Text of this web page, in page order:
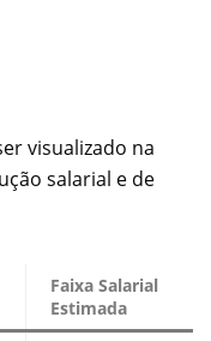
visualizado na
salarial e de
Faixa Salarial
Estimada